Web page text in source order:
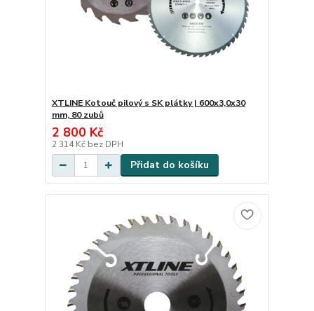
XTLINE Kotouč pilový s SK plátky | 600x3,0x30
mm, 80 zubů
2 800 Kč
2 314 Kč bez DPH
Přidat do košíku